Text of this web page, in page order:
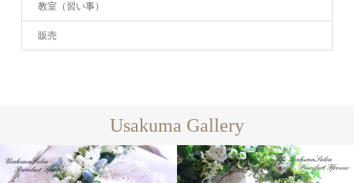
教室（習い事）
販売
Usakuma Gallery